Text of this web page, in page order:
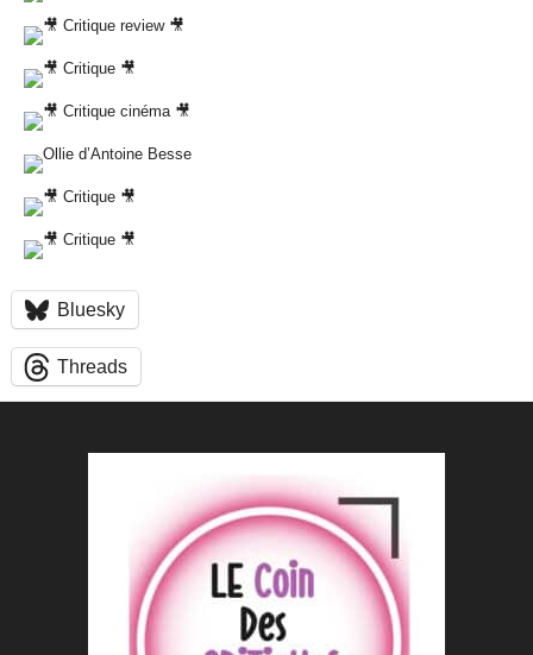
Bluesky
Threads